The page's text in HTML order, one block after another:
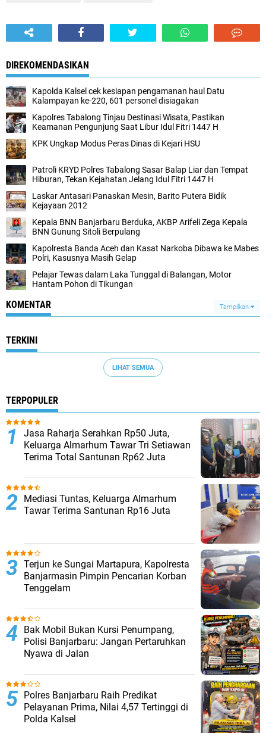
DIREKOMENDASIKAN
Kapolda Kalsel cek kesiapan pengamanan haul Datu
Kalampayan ke-220, 601 personel disiagakan
Kapolres Tabalong Tinjau Destinasi Wisata, Pastikan
Keamanan Pengunjung Saat Libur Idul Fitri 1447 H
KPK Ungkap Modus Peras Dinas di Kejari HSU
Patroli KRYD Polres Tabalong Sasar Balap Liar dan Tempat
Hiburan, Tekan Kejahatan Jelang Idul Fitri 1447 H
Laskar Antasari Panaskan Mesin, Barito Putera Bidik
Kejayaan 2012
Kepala BNN Banjarbaru Berduka, AKBP Arifeli Zega Kepala
BNN Gunung Sitoli Berpulang
Kapolresta Banda Aceh dan Kasat Narkoba Dibawa ke Mabes
Polri, Kasusnya Masih Gelap
Pelajar Tewas dalam Laka Tunggal di Balangan, Motor
Hantam Pohon di Tikungan
KOMENTAR Tampilkan
TERKINI
LIHAT SEMUA
TERPOPULER
Jasa Raharja Serahkan Rp50 Juta,
Keluarga Almarhum Tawar Tri Setiawan
Terima Total Santunan Rp62 Juta
Mediasi Tuntas, Keluarga Almarhum
Tawar Terima Santunan Rp16 Juta
Terjun ke Sungai Martapura, Kapolresta
Banjarmasin Pimpin Pencarian Korban
Tenggelam
Bak Mobil Bukan Kursi Penumpang,
Polisi Banjarbaru: Jangan Pertaruhkan
Nyawa di Jalan
Polres Banjarbaru Raih Predikat
Pelayanan Prima, Nilai 4,57 Tertinggi di
Polda Kalsel